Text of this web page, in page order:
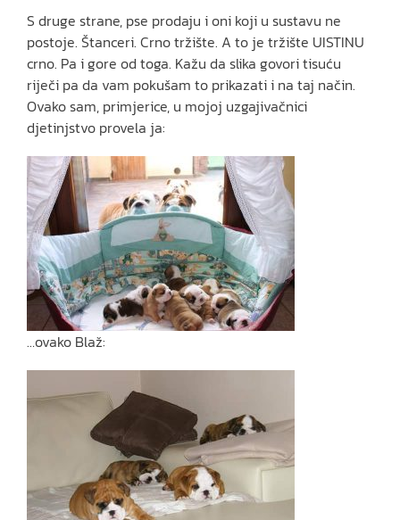
S druge strane, pse prodaju i oni koji u sustavu ne
postoje. Štanceri. Crno tržište. A to je tržište UISTINU
crno. Pa i gore od toga. Kažu da slika govori tisuću
riječi pa da vam pokušam to prikazati i na taj način.
Ovako sam, primjerice, u mojoj uzgajivačnici
djetinjstvo provela ja:
…ovako Blaž: